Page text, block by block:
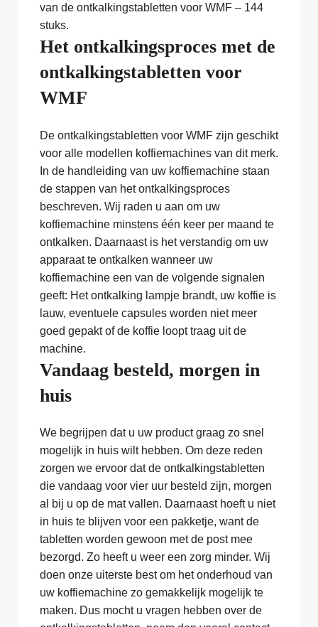
van de ontkalkingstabletten voor WMF – 144
stuks.
Het ontkalkingsproces met de
ontkalkingstabletten voor
WMF
De ontkalkingstabletten voor WMF zijn geschikt
voor alle modellen koffiemachines van dit merk.
In de handleiding van uw koffiemachine staan
de stappen van het ontkalkingsproces
beschreven. Wij raden u aan om uw
koffiemachine minstens één keer per maand te
ontkalken. Daarnaast is het verstandig om uw
apparaat te ontkalken wanneer uw
koffiemachine een van de volgende signalen
geeft: Het ontkalking lampje brandt, uw koffie is
lauw, eventuele capsules worden niet meer
goed gepakt of de koffie loopt traag uit de
machine.
Vandaag besteld, morgen in
huis
We begrijpen dat u uw product graag zo snel
mogelijk in huis wilt hebben. Om deze reden
zorgen we ervoor dat de ontkalkingstabletten
die vandaag voor vier uur besteld zijn, morgen
al bij u op de mat vallen. Daarnaast hoeft u niet
in huis te blijven voor een pakketje, want de
tabletten worden gewoon met de post mee
bezorgd. Zo heeft u weer een zorg minder. Wij
doen onze uiterste best om het onderhoud van
uw koffiemachine zo gemakkelijk mogelijk te
maken. Dus mocht u vragen hebben over de